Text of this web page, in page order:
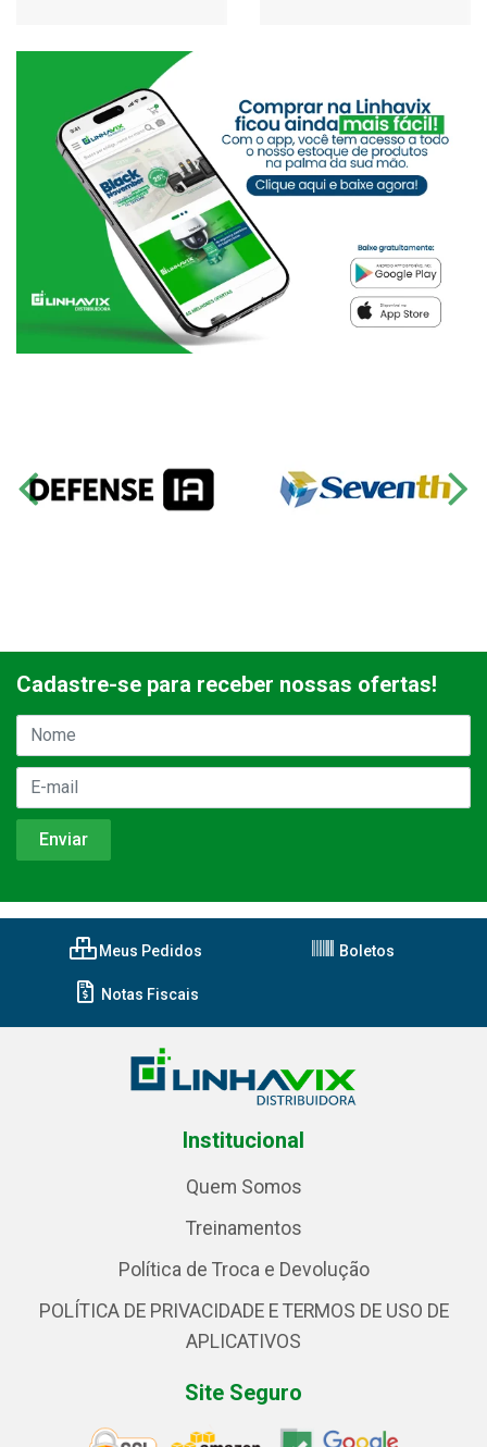
Cadastre-se para receber nossas ofertas!
Meus Pedidos Boletos
Notas Fiscais
Institucional
Quem Somos
Treinamentos
Política de Troca e Devolução
POLÍTICA DE PRIVACIDADE E TERMOS DE USO DE
APLICATIVOS
Site Seguro